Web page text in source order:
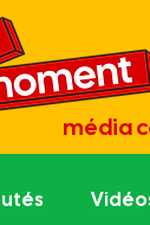
média